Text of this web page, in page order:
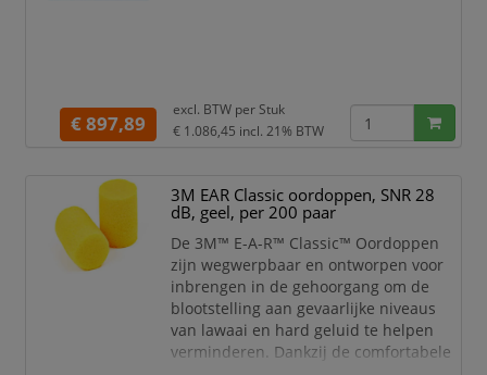
€ 897,89
excl. BTW per Stuk
€ 1.086,45 incl. 21% BTW
3M EAR Classic oordoppen, SNR 28
dB, geel, per 200 paar
De 3M™ E-A-R™ Classic™ Oordoppen
zijn wegwerpbaar en ontworpen voor
inbrengen in de gehoorgang om de
blootstelling aan gevaarlijke niveaus
van lawaai en hard geluid te helpen
verminderen. Dankzij de comfortabele